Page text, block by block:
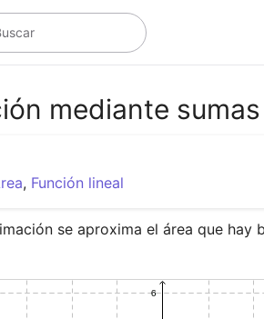
mediante
, Función lineal
se aproxima el área que